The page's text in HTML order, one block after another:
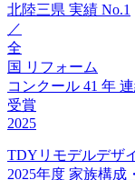
北陸三県 実績 No.1
／
全
国 リフォーム
コンクール 41 年
受賞
2025
TDYリモデルデザ
2025年度 家族構成